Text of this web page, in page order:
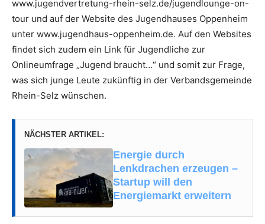
www.jugendvertretung-rhein-selz.de/jugendlounge-on-
tour und auf der Website des Jugendhauses Oppenheim
unter www.jugendhaus-oppenheim.de. Auf den Websites
findet sich zudem ein Link für Jugendliche zur
Onlineumfrage „Jugend braucht…“ und somit zur Frage,
was sich junge Leute zukünftig in der Verbandsgemeinde
Rhein-Selz wünschen.
NÄCHSTER ARTIKEL:
Energie durch
Lenkdrachen erzeugen –
Startup will den
Energiemarkt erweitern